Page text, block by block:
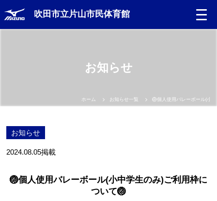
吹田市立片山市民体育館
お知らせ
ホーム お知らせ一覧 🏐個人使用バレーボール(小
お知らせ
2024.08.05掲載
🏐個人使用バレーボール(小中学生のみ)ご利用枠に
ついて🏐